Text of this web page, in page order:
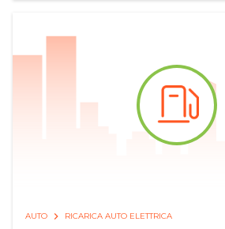
AUTO RICARICA AUTO ELETTRICA